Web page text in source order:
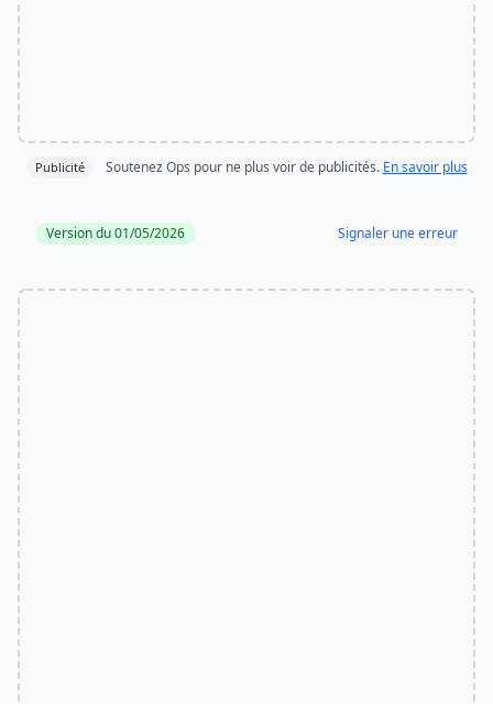
Publicité Soutenez Ops pour ne plus voir de publicités. En savoir plus
Version du 01/05/2026 Signaler une erreur